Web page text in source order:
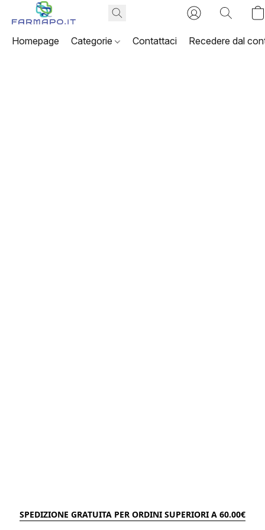
Homepage Categorie Contattaci Recedere dal
SPEDIZIONE GRATUITA PER ORDINI SUPERIORI A 60.00€